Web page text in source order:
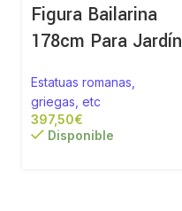
Figura Bailarina
178cm Para Jardín
Estatuas romanas,
griegas, etc
€
Disponible